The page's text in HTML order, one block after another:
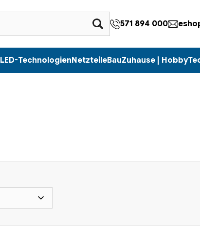
571 894 000
LED-TechnologienNetzteileBauZuhause | Hobby